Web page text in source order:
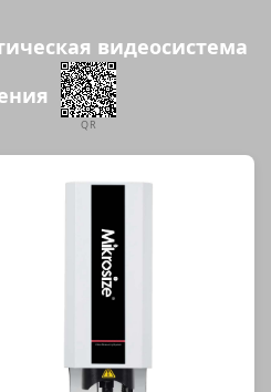
видеосистема
QR